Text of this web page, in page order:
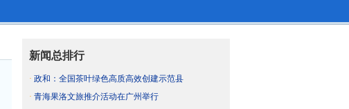
新闻总排行
· 政和：全国茶叶绿色高质高效创建示范县
· 青海果洛文旅推介活动在广州举行